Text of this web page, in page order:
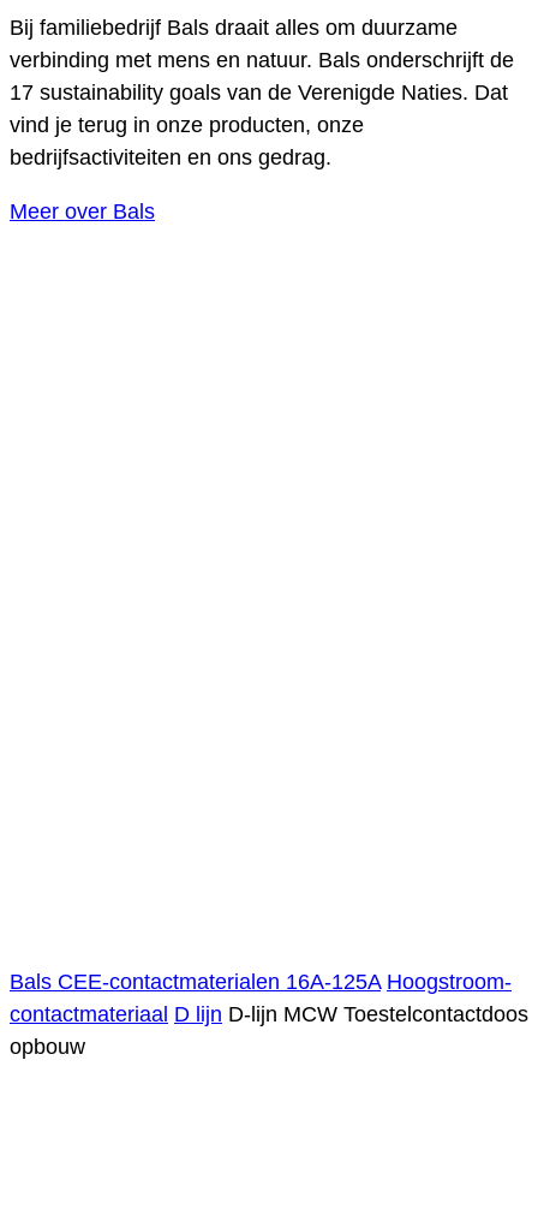
Bij familiebedrijf Bals draait alles om duurzame
verbinding met mens en natuur. Bals onderschrijft de
17 sustainability goals van de Verenigde Naties. Dat
vind je terug in onze producten, onze
bedrijfsactiviteiten en ons gedrag.
Meer over Bals
Bals CEE-contactmaterialen 16A-125A Hoogstroom-
contactmateriaal D lijn D-lijn MCW Toestelcontactdoos
opbouw